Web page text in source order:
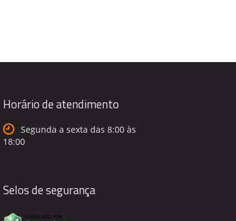
Horário de atendimento
Segunda a sexta das 8:00 às
18:00
Selos de segurança